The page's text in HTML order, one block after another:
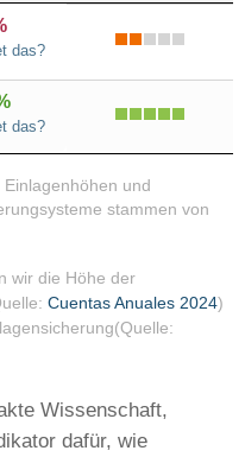
das?
das?
und
stammen von
wir die Höhe der
Cuentas Anuales 2024)
Wissenschaft,
dafür, wie